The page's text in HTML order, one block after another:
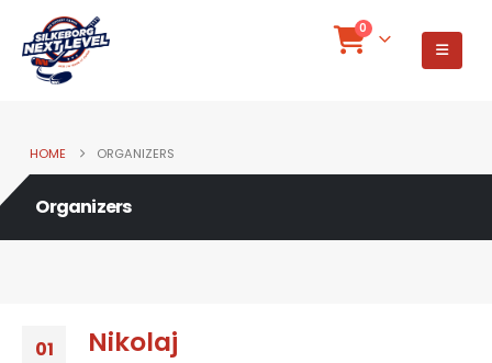
0
HOME ORGANIZERS
Organizers
01 Nikolaj